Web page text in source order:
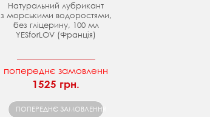
Натуральний лубрикант
з морськими водоростями,
без гліцерину, 100 мл
YESforLOV (Франція)
попереднє замовленн
1525 грн.
ПОПЕРЕДНЄ ЗАМОВЛЕННЯ